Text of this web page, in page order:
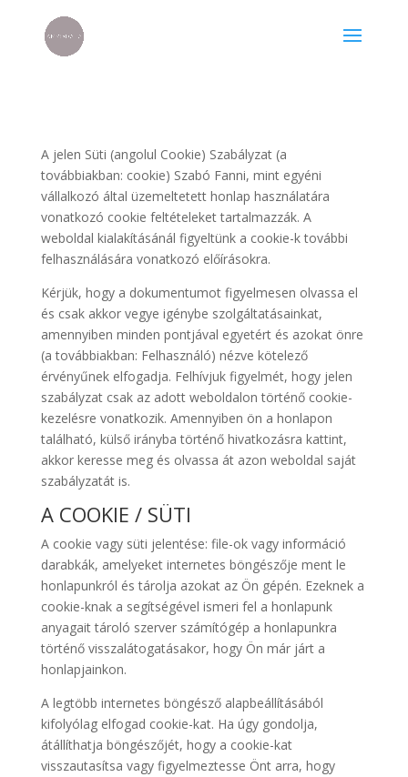
A jelen Süti (angolul Cookie) Szabályzat (a
továbbiakban: cookie) Szabó Fanni, mint egyéni
vállalkozó által üzemeltetett honlap használatára
vonatkozó cookie feltételeket tartalmazzák. A
weboldal kialakításánál figyeltünk a cookie-k további
felhasználására vonatkozó előírásokra.
Kérjük, hogy a dokumentumot figyelmesen olvassa el
és csak akkor vegye igénybe szolgáltatásainkat,
amennyiben minden pontjával egyetért és azokat önre
(a továbbiakban: Felhasználó) nézve kötelező
érvényűnek elfogadja. Felhívjuk figyelmét, hogy jelen
szabályzat csak az adott weboldalon történő cookie-
kezelésre vonatkozik. Amennyiben ön a honlapon
található, külső irányba történő hivatkozásra kattint,
akkor keresse meg és olvassa át azon weboldal saját
szabályzatát is.
A COOKIE / SÜTI
A cookie vagy süti jelentése: file-ok vagy információ
darabkák, amelyeket internetes böngészője ment le
honlapunkról és tárolja azokat az Ön gépén. Ezeknek a
cookie-knak a segítségével ismeri fel a honlapunk
anyagait tároló szerver számítógép a honlapunkra
történő visszalátogatásakor, hogy Ön már járt a
honlapjainkon.
A legtöbb internetes böngésző alapbeállításából
kifolyólag elfogad cookie-kat. Ha úgy gondolja,
átállíthatja böngészőjét, hogy a cookie-kat
visszautasítsa vagy figyelmeztesse Önt arra, hogy